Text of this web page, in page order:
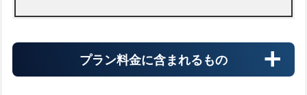
プラン料金に含まれるもの